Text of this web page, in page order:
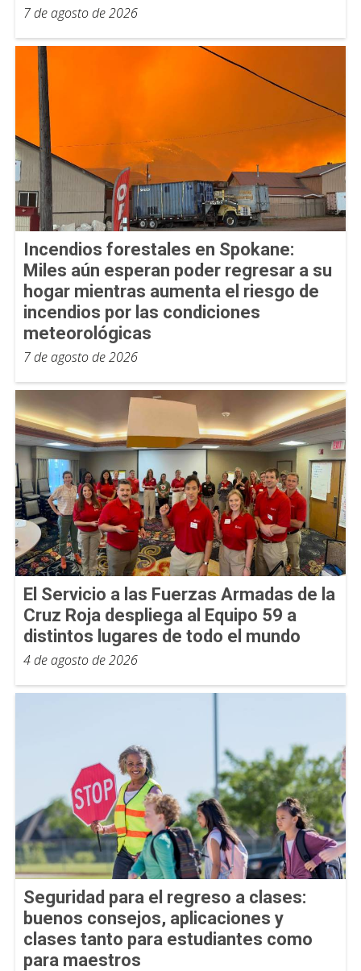
7 de agosto de 2026
Incendios forestales en Spokane:
Miles aún esperan poder regresar a su
hogar mientras aumenta el riesgo de
incendios por las condiciones
meteorológicas
7 de agosto de 2026
El Servicio a las Fuerzas Armadas de la
Cruz Roja despliega al Equipo 59 a
distintos lugares de todo el mundo
4 de agosto de 2026
Seguridad para el regreso a clases:
buenos consejos, aplicaciones y
clases tanto para estudiantes como
para maestros